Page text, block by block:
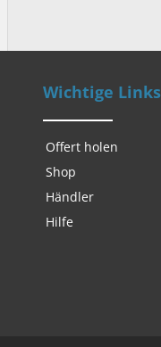
Wichtige Links
Offert holen
Shop
Händler
Hilfe